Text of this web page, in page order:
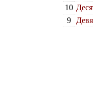
10
9